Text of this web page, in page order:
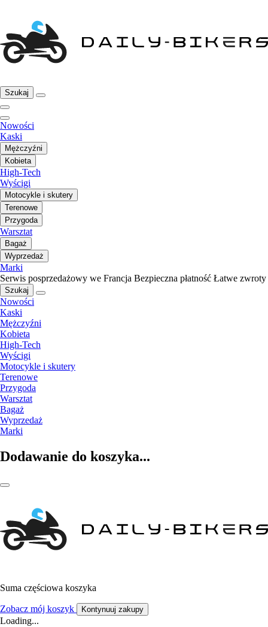
Szukaj
Nowości
Kaski
Mężczyźni
Kobieta
High-Tech
Wyścigi
Motocykle i skutery
Terenowe
Przygoda
Warsztat
Bagaż
Wyprzedaż
Marki
Serwis posprzedażowy we Francja Bezpieczna płatność Łatwe zwroty
Szukaj
Nowości
Kaski
Mężczyźni
Kobieta
High-Tech
Wyścigi
Motocykle i skutery
Terenowe
Przygoda
Warsztat
Bagaż
Wyprzedaż
Marki
Dodawanie do koszyka...
Suma częściowa koszyka
Zobacz mój koszyk Kontynuuj zakupy
Loading...